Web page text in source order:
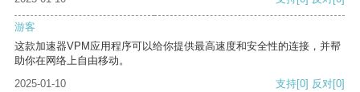
游客
这款加速器VPM应用程序可以给你提供最高速度和安全性的连接，并帮
助你在网络上自由移动。
2025-01-10
支持[0] 反对[0]